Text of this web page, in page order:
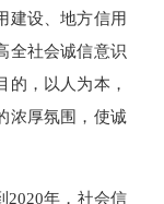
建设、地方信用
全社会诚信意识
的，以人为本，
浓厚氛围，使诚
年，社会信